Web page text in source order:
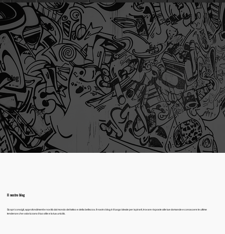
Blog
Il nostro blog
Scopri consigli, approfondimenti e novità dal mondo del tattoo e della bellezza. Il nostro blog è il luogo ideale per ispirarti, trovare risposte alle tue domande e conoscere le ultime
tendenze che valorizzano il tuo stile e la tua unicità.